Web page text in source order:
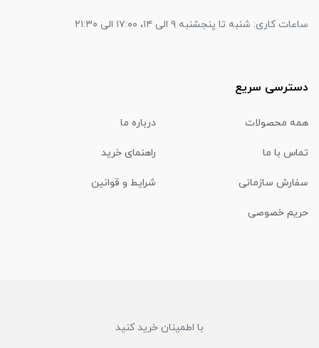
ساعات کاری: شنبه تا پنجشنبه ۹ الی ۱۴، ۱۷:۰۰ الی ۲۱:۳۰
دسترسی سریع
همه محصولات درباره ما
تماس با ما راهنمای خرید
سفارش سازمانی شرایط و قوانین
حریم خصوصی
با اطمینان خرید کنید